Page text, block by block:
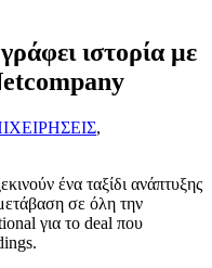
ιστορία με
,
ένα ταξίδι ανάπτυξης
σε όλη την
για το deal που